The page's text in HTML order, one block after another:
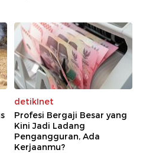
detikInet
Profesi Bergaji Besar yang
Kini Jadi Ladang
Pengangguran, Ada
Kerjaanmu?